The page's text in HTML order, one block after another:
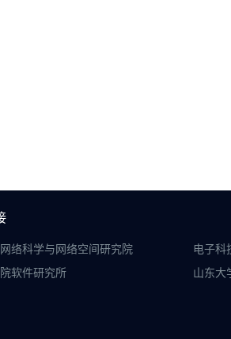
络科学与网络空间研究院
电子科
软件研究所
山东大